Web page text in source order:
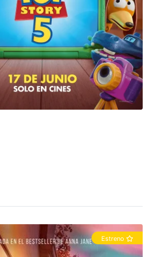
Estreno